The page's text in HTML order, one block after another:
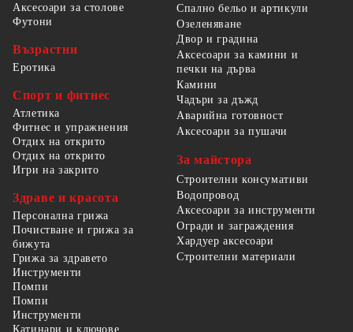
Аксесоари за столове
Футони
Възрастни
Еротика
Спорт и фитнес
Атлетика
Фитнес и упражнения
Отдих на открито
Отдих на открито
Игри на закрито
Здраве и красота
Персонална грижа
Почистване и грижа за
бижута
Грижа за здравето
Спално бельо и артикули
Озеленяване
Двор и градина
Аксесоари за камини и
печки на дърва
Камини
Чадъри за дъжд
Аварийна готовност
Аксесоари за пушачи
За майстора
Строителни консумативи
Водопровод
Аксесоари за инструменти
Огради и заграждения
Хардуер аксесоари
Строителни материали
Инструменти
Помпи
Помпи
Инструменти
Катинари и ключове